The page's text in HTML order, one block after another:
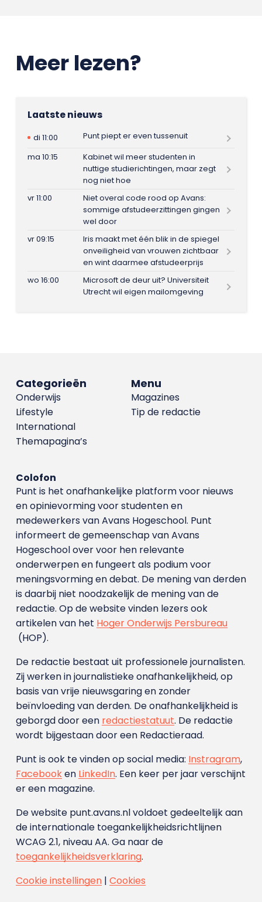
Meer lezen?
Laatste nieuws
di 11:00
Punt piept er even tussenuit
ma 10:15
Kabinet wil meer studenten in
nuttige studierichtingen, maar zegt
nog niet hoe
vr 11:00
Niet overal code rood op Avans:
sommige afstudeerzittingen gingen
wel door
vr 09:15
Iris maakt met één blik in de spiegel
onveiligheid van vrouwen zichtbaar
en wint daarmee afstudeerprijs
wo 16:00
Microsoft de deur uit? Universiteit
Utrecht wil eigen mailomgeving
Menu
Magazines
Tip de redactie
Categorieën
Onderwijs
Lifestyle
International
Themapagina’s
Colofon
Punt is het onafhankelijke platform voor nieuws
en opinievorming voor studenten en
medewerkers van Avans Hoge­school. Punt
informeert de gemeenschap van Avans
Hogeschool over voor hen relevante
onderwerpen en fungeert als podium voor
meningsvorming en debat. De mening van derden
is daarbij niet noodzakelijk de mening van de
redactie. Op de website vinden lezers ook
artikelen van het Hoger Onderwijs Persbureau
(HOP).
De redactie bestaat uit professionele journalisten.
Zij werken in journalistieke onafhankelijkheid, op
basis van vrije nieuwsgaring en zonder
beïnvloeding van derden. De onafhankelijkheid is
geborgd door een redactiestatuut. De redactie
wordt bijgestaan door een Redactieraad.
Punt is ook te vinden op social media: Instragram,
Facebooken LinkedIn. Een keer per jaar verschijnt
er een magazine.
De website punt.avans.nl voldoet gedeeltelijk aan
de internationale toegankelijkheidsrichtlijnen
WCAG 2.1, niveau AA. Ga naar de
toegankelijkheidsverklaring.
Cookie instellingen| Cookies